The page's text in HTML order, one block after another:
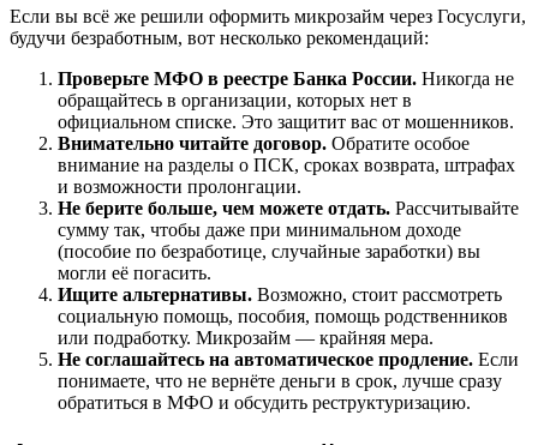
Если вы всё же решили оформить микрозайм через Госуслуги,
будучи безработным, вот несколько рекомендаций:
Проверьте МФО в реестре Банка России. Никогда не
обращайтесь в организации, которых нет в
официальном списке. Это защитит вас от мошенников.
Внимательно читайте договор. Обратите особое
внимание на разделы о ПСК, сроках возврата, штрафах
и возможности пролонгации.
Не берите больше, чем можете отдать. Рассчитывайте
сумму так, чтобы даже при минимальном доходе
(пособие по безработице, случайные заработки) вы
могли её погасить.
Ищите альтернативы. Возможно, стоит рассмотреть
социальную помощь, пособия, помощь родственников
или подработку. Микрозайм — крайняя мера.
Не соглашайтесь на автоматическое продление. Если
понимаете, что не вернёте деньги в срок, лучше сразу
обратиться в МФО и обсудить реструктуризацию.